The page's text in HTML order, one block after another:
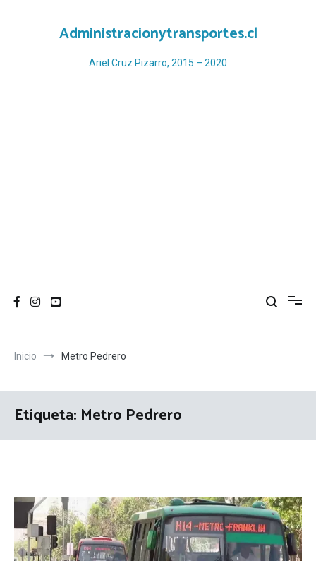
Administracionytransportes.cl
Ariel Cruz Pizarro, 2015 – 2020
Inicio Metro Pedrero
Etiqueta: Metro Pedrero